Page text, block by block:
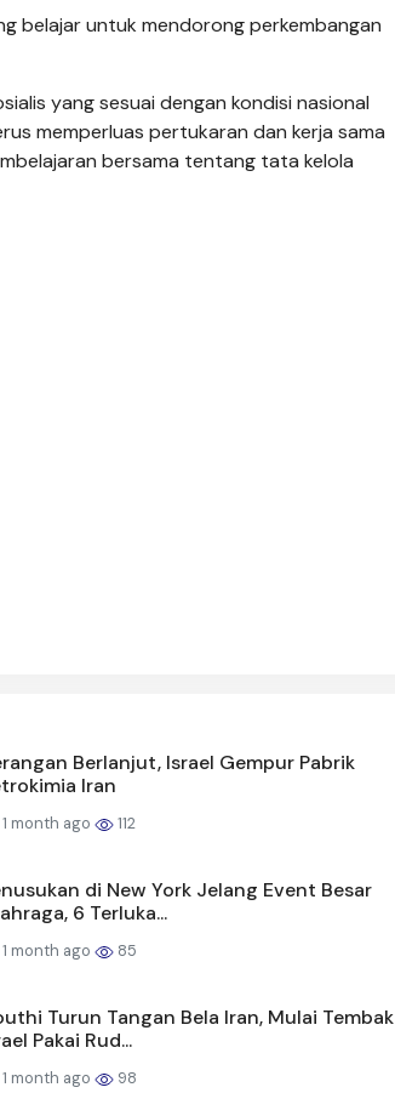
belajar untuk mendorong perkembangan
yang sesuai dengan kondisi nasional
memperluas pertukaran dan kerja sama
bersama tentang tata kelola
Berlanjut, Israel Gempur Pabrik
Iran
1 month ago 112
di New York Jelang Event Besar
6 Terluka...
1 month ago 85
Turun Tangan Bela Iran, Mulai Tembak
Pakai Rud...
1 month ago 98